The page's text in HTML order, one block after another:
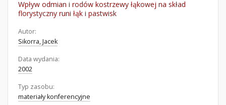
Wpływ odmian i rodów kostrzewy łąkowej na skład
florystyczny runi łąk i pastwisk
Autor:
Sikorra, Jacek
Data wydania:
2002
Typ zasobu:
materiały konferencyjne